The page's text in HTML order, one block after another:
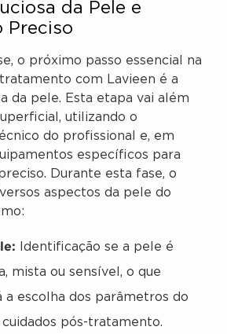
da Pele e
Preciso
o próximo passo essencial na
com Lavieen é a
da pele. Esta etapa vai além
utilizando o
do profissional e, em
específicos para
Durante esta fase, o
aspectos da pele do
Identificação se a pele é
mista ou sensível, o que
a escolha dos parâmetros do
cuidados pós-tratamento.